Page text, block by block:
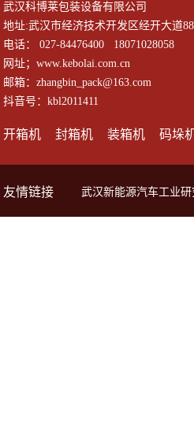
武汉科博莱包装设备有限公司
地址:武汉市经济技术开发区经开大道
电话： 027-84476400 18071028058
网址；www.kebolai.com.cn
邮箱：zhangbin_pack@163.com
抖音号：kbl2011411
开箱机 封箱机 装箱机 码垛
友情链接 武汉新能源汽车工业研